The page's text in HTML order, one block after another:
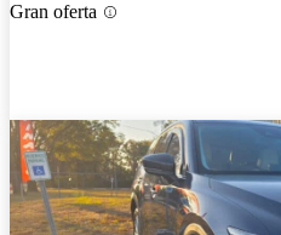
Gran oferta